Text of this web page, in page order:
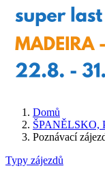
Domů
Poznávací
Typy zájezdů